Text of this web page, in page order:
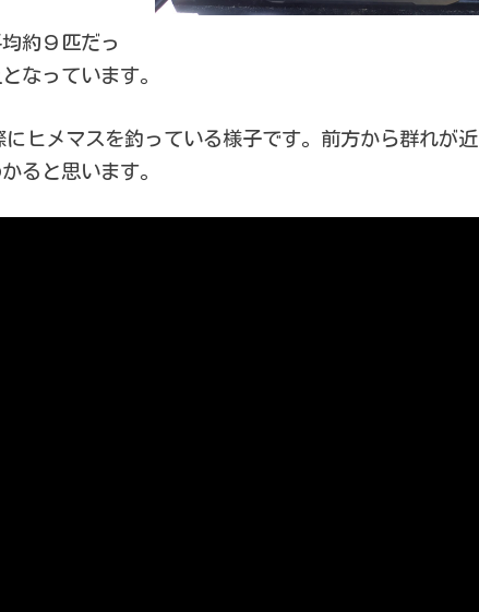
約９匹だっ
なっています。
ヒメマスを釣っている様子です。前方から群れが近
ると思います。